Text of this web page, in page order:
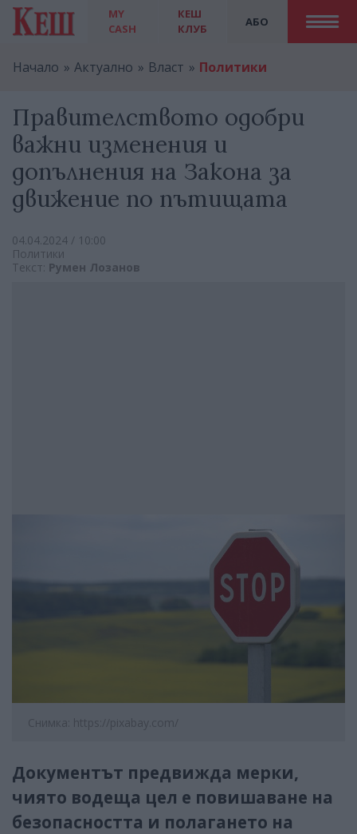
MY
CASH
АБО
КЕШ
КЛУБ
Начало Актуално Власт Политики
Правителството одобри
важни изменения и
допълнения на Закона за
движение по пътищата
04.04.2024 / 10:00
Политики
Текст: Румен Лозанов
Снимка: https://pixabay.com/
Документът предвижда мерки,
чиято водеща цел е повишаване на
безопасността и полагането на